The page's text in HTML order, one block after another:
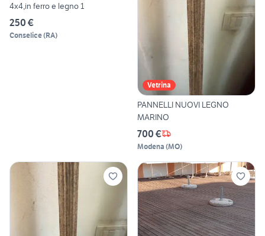
4x4,in ferro e legno 1
250 €
Conselice(RA)
Vetrina
PANNELLI NUOVI LEGNO
MARINO
700 €
Modena (MO)